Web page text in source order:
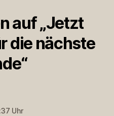
auf „Jetzt
die nächste
Uhr